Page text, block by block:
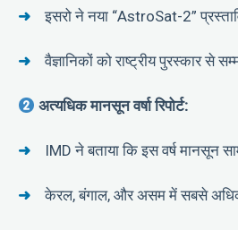
इसरो ने नया “AstroSat-2”
वैज्ञानिकों को राष्ट्रीय पुरस्कार से
अत्यधिक मानसून वर्षा रिपोर्ट:
IMD ने बताया कि इस वर्ष मानसून
केरल, बंगाल, और असम में सबसे अधिक